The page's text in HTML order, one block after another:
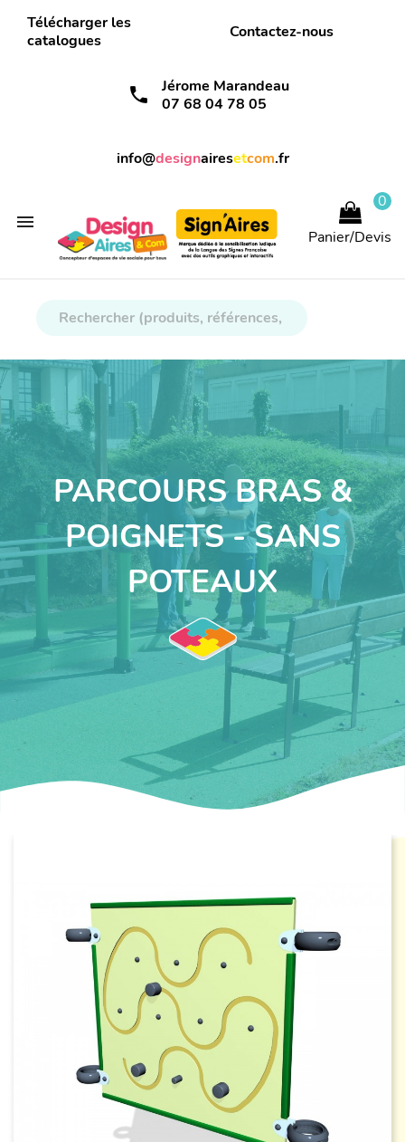
Télécharger les
catalogues
Contactez-nous
call
Jérome Marandeau
07 68 04 78 05
info@designairesetcom.fr

0
Panier/Devis
PARCOURS BRAS &
POIGNETS - SANS
POTEAUX